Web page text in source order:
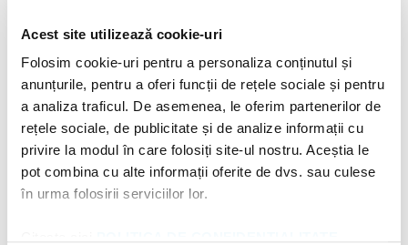
Acest site utilizează cookie-uri
Folosim cookie-uri pentru a personaliza conținutul și
anunțurile, pentru a oferi funcții de rețele sociale și pentru
a analiza traficul. De asemenea, le oferim partenerilor de
rețele sociale, de publicitate și de analize informații cu
privire la modul în care folosiți site-ul nostru. Aceștia le
pot combina cu alte informații oferite de dvs. sau culese
în urma folosirii serviciilor lor.
de la minimum 6 luni până la 2-3 ani sau chiar mai mult,
în funcție de complexitatea cazului: alinierile ușoare
necesită mai puțin timp, în timp cemalocluziile severe
implică purtarea aparatului pe perioade mai lungi.
Factorii decisivi pentru stabilirea intervalului optim
sunt: